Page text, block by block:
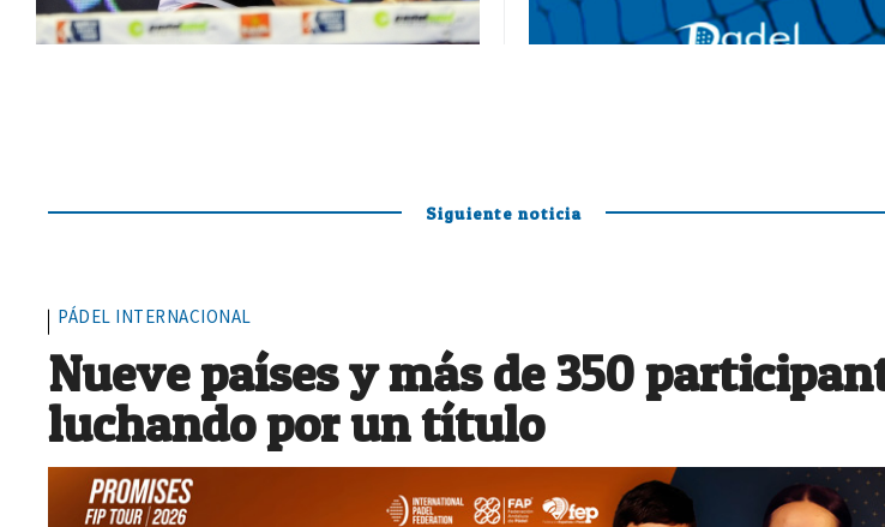
Siguiente noticia
PÁDEL INTERNACIONAL
Nueve países y más de 350
luchando por un título